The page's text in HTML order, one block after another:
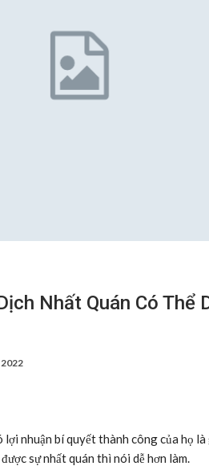
Nhất Quán Có Thể
lợi nhuận bí quyết thành công của họ
sự nhất quán thì nói dễ hơn làm.